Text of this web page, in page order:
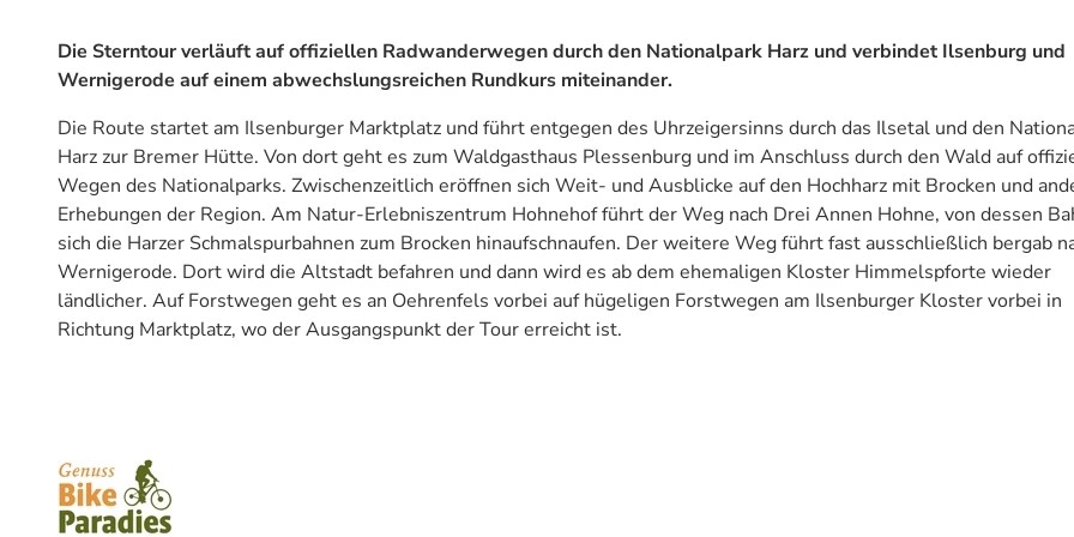
Die Sterntour verläuft auf offiziellen Radwanderwegen durch den Nationalpark Harz und verbindet Ilsenburg und
Wernigerode auf einem abwechslungsreichen Rundkurs miteinander.
Die Route startet am Ilsenburger Marktplatz und führt entgegen des Uhrzeigersinns durch das Ilsetal und den
Harz zur Bremer Hütte. Von dort geht es zum Waldgasthaus Plessenburg und im Anschluss durch den Wald auf
Wegen des Nationalparks. Zwischenzeitlich eröffnen sich Weit- und Ausblicke auf den Hochharz mit Brocken und
Erhebungen der Region. Am Natur-Erlebniszentrum Hohnehof führt der Weg nach Drei Annen Hohne, von dessen
sich die Harzer Schmalspurbahnen zum Brocken hinaufschnaufen. Der weitere Weg führt fast ausschließlich bergab
Wernigerode. Dort wird die Altstadt befahren und dann wird es ab dem ehemaligen Kloster Himmelspforte wieder
ländlicher. Auf Forstwegen geht es an Oehrenfels vorbei auf hügeligen Forstwegen am Ilsenburger Kloster vorbei in
Richtung Marktplatz, wo der Ausgangspunkt der Tour erreicht ist.